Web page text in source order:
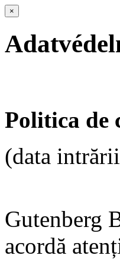
×
Politica de
(data
Gutenberg
acordă